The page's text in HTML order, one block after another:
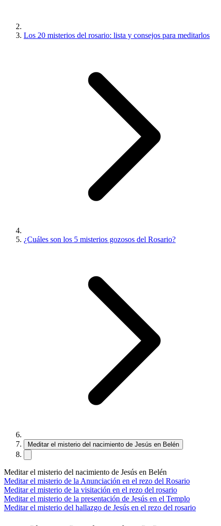
Los 20 misterios del rosario: lista y consejos para meditarlos
¿Cuáles son los 5 misterios gozosos del Rosario?
Meditar el misterio del nacimiento de Jesús en Belén
Meditar el misterio del nacimiento de Jesús en Belén
Meditar el misterio de la Anunciación en el rezo del Rosario
Meditar el misterio de la visitación en el rezo del rosario
Meditar el misterio de la presentación de Jesús en el Templo
Meditar el misterio del hallazgo de Jesús en el rezo del rosario